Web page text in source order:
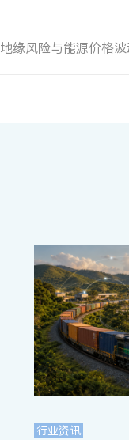
地缘风险与能源价格
行业资讯